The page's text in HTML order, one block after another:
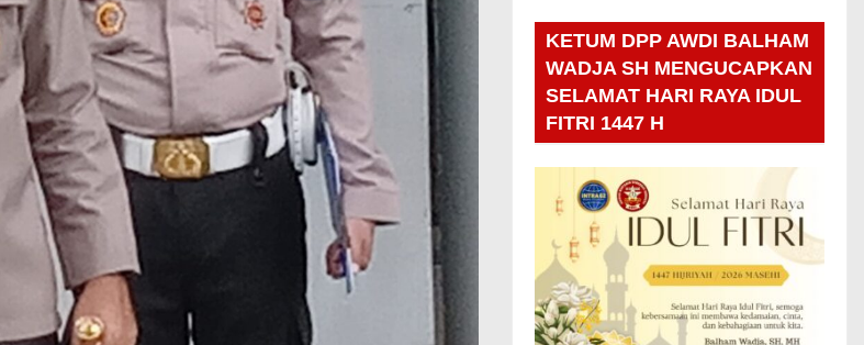
KETUM DPP AWDI BALHAM
WADJA SH MENGUCAPKAN
SELAMAT HARI RAYA IDUL
FITRI 1447 H